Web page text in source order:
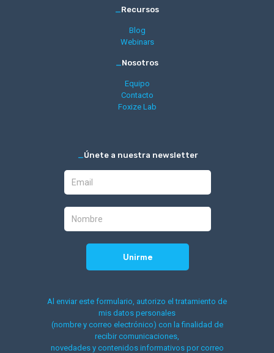
Recursos
Blog
Webinars
Nosotros
Equipo
Contacto
Foxize Lab
Únete a nuestra newsletter
Al enviar este formulario, autorizo el tratamiento de
mis datos personales
(nombre y correo electrónico) con la finalidad de
recibir comunicaciones,
novedades y contenidos informativos por correo